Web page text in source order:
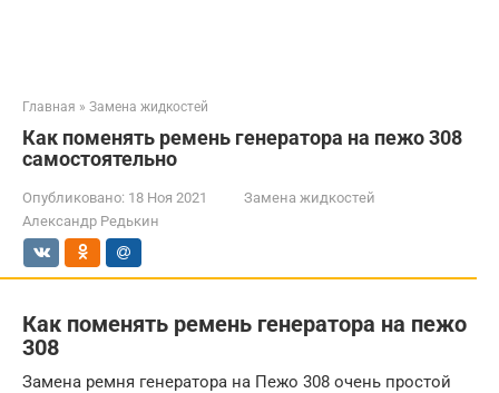
Главная » Замена жидкостей
Как поменять ремень генератора на пежо 308
самостоятельно
Опубликовано: 18 Ноя 2021
Замена жидкостей
Александр Редькин
Как поменять ремень генератора на пежо
308
Замена ремня генератора на Пежо 308 очень простой